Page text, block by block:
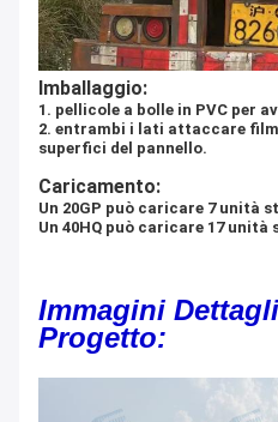
Imballaggio:
1. pellicole a bolle in PVC per
2. entrambi i lati attaccare
superfici del pannello.
Caricamento:
Un 20GP può caricare 7 unità
Un 40HQ può caricare 17 unità
Immagini
Progetto: